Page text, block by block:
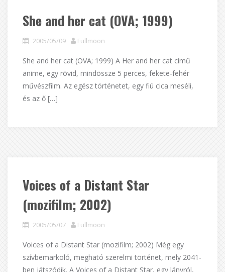
She and her cat (OVA; 1999)
2005/05/09 Fullmoon
She and her cat (OVA; 1999) A Her and her cat című
anime, egy rövid, mindössze 5 perces, fekete-fehér
művészfilm. Az egész történetet, egy fiú cica meséli,
és az ő […]
Voices of a Distant Star
(mozifilm; 2002)
2005/05/07 Fullmoon
Voices of a Distant Star (mozifilm; 2002) Még egy
szívbemarkoló, megható szerelmi történet, mely 2041-
ben játszódik. A Voices of a Distant Star, egy lányról,